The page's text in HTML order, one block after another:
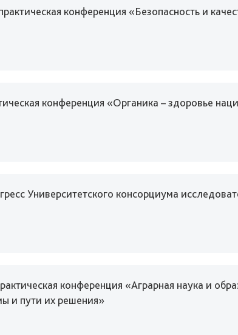
конференция «Безопасность и
конференция «Органика – здоровье
Университетского консорциума
конференция «Аграрная наука и
и пути их решения»